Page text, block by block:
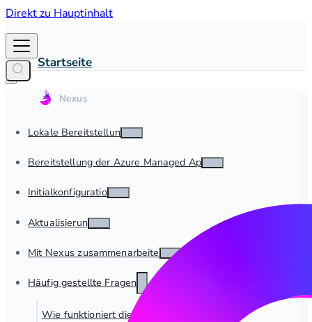
Direkt zu Hauptinhalt
Startseite
Lokale Bereitstellung
Bereitstellung der Azure Managed App
Initialkonfiguration
Aktualisierung
Mit Nexus zusammenarbeiten
Häufig gestellte Fragen
Wie funktioniert die Datenübertragung?